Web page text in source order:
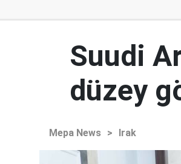
Suudi
düzey
Mepa News > Irak